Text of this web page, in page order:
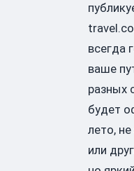
всегда
ваше
разных
будет
лето,
или